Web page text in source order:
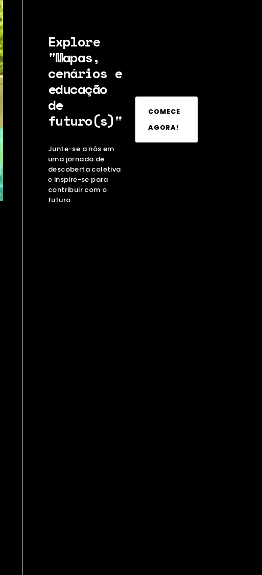
Explore
"Mapas,
cenários e
educação
de
futuro(s)"
Junte-se a nós em
uma jornada de
descoberta coletiva
e inspire-se para
contribuir com o
futuro.
COMECE
AGORA!